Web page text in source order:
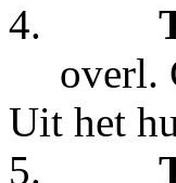
4.
overl.
Uit het
5.